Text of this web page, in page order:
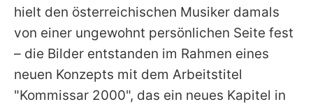
hielt den österreichischen Musiker damals
von einer ungewohnt persönlichen Seite fest
– die Bilder entstanden im Rahmen eines
neuen Konzepts mit dem Arbeitstitel
"Kommissar 2000", das ein neues Kapitel in